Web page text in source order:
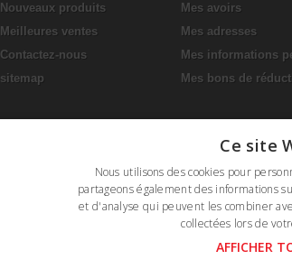
Nouveaux produits
Meilleures ventes
Contactez-nous
sitemap
Mes avoirs
Mes adresses
Mes informations
Mes bons de
Ce site
Nous utilisons des cookies pour
partageons également des informations
et d'analyse qui peuvent les combiner
collectées lors de
AFFICHER